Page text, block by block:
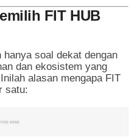
FIT HUB
soal dekat dengan
dan ekosistem yang
alasan mengapa FIT
satu: